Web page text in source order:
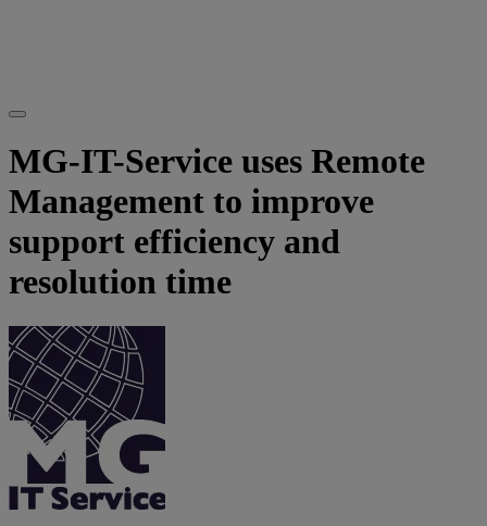
MG-IT-Service uses Remote
Management to improve
support efficiency and
resolution time